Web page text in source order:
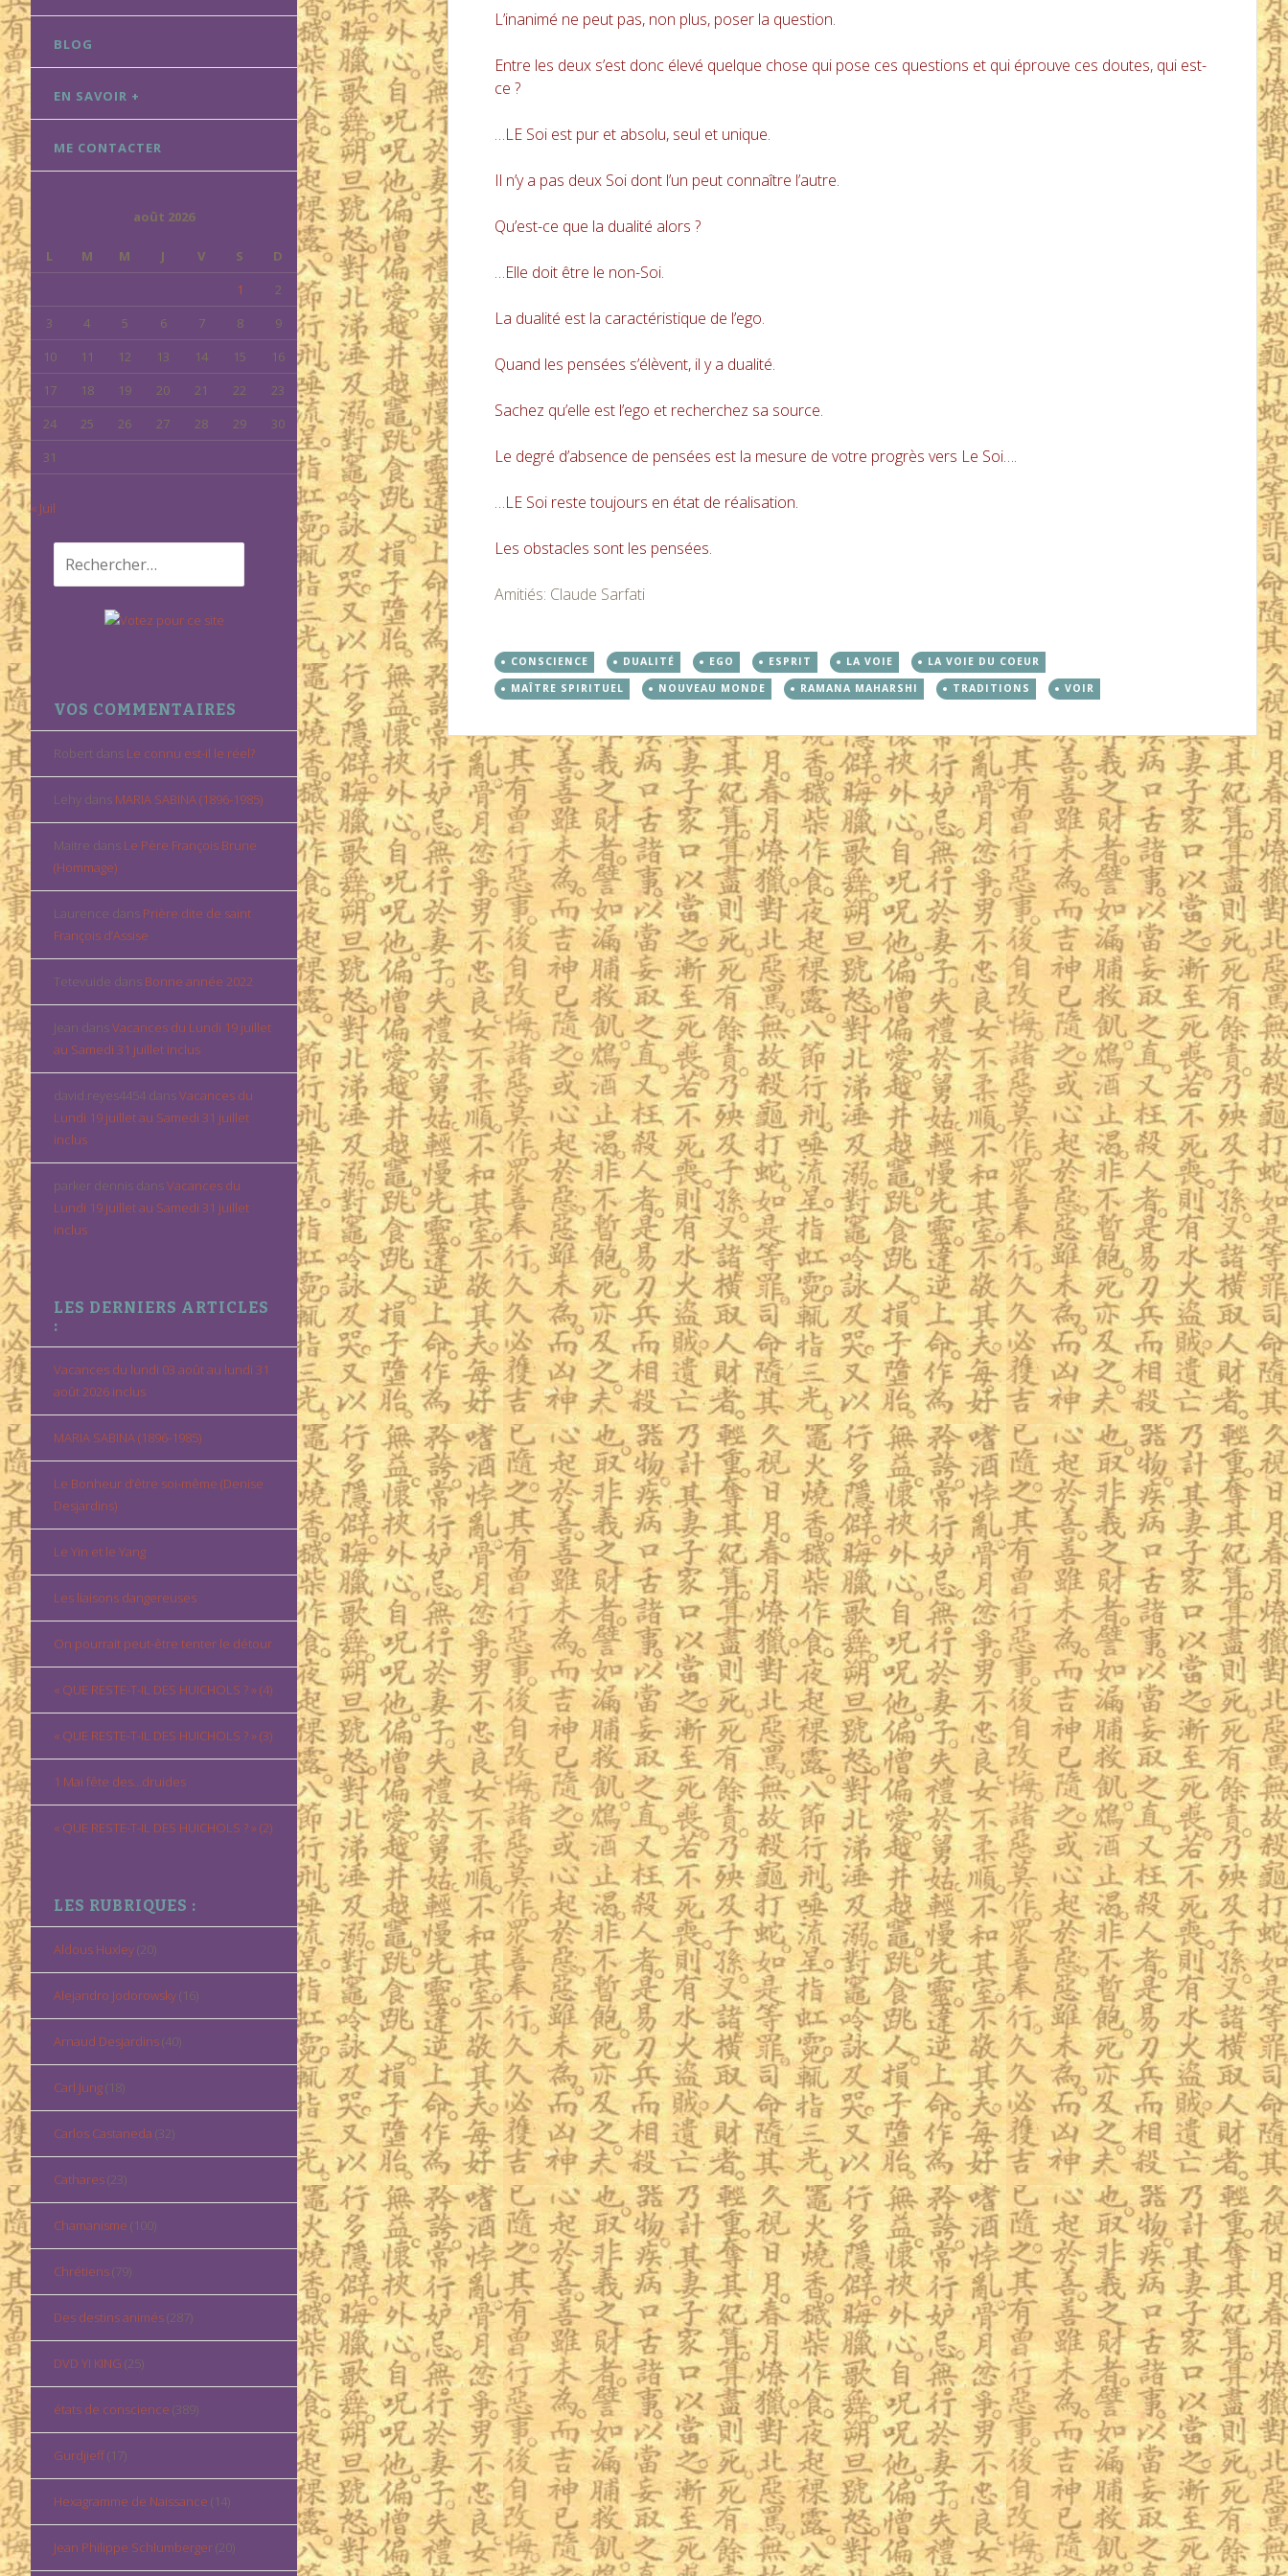
BLOG
EN SAVOIR +
ME CONTACTER
août 2026
L M M J V S
D
1
2
3
4 5 6 7 8
9
10
11 12 13 14 15
16
17
18 19 20 21 22
23
24
25 26 27 28 29
30
31
« Juil
Rechercher :
VOS COMMENTAIRES
Robert dans Le connu est-il le réel?
Lehy dans MARIA SABINA (1896-1985)
Maitre dans Le Père François Brune
(Hommage)
Laurence dans Prière dite de saint
François d’Assise
Tetevuide dans Bonne année 2022
Jean dansVacances du Lundi 19 juillet
au Samedi 31 juillet inclus
david.reyes4454 dansVacances du
Lundi 19 juillet au Samedi 31 juillet
inclus
parker dennis dansVacances du
Lundi 19 juillet au Samedi 31 juillet
inclus
LES DERNIERS ARTICLES
:
Vacances du lundi 03 août au lundi 31
août 2026 inclus
MARIA SABINA (1896-1985)
Le Bonheur d’être soi-même (Denise
Desjardins)
Le Yin et le Yang
Les liaisons dangereuses
On pourrait peut-être tenter le détour
« QUE RESTE-T-IL DES HUICHOLS ? » (4)
« QUE RESTE-T-IL DES HUICHOLS ? » (3)
1 Mai fête des…druides
« QUE RESTE-T-IL DES HUICHOLS ? » (2)
LES RUBRIQUES :
Aldous Huxley(20)
Alejandro Jodorowsky(16)
Arnaud Desjardins(40)
Carl Jung(18)
Carlos Castaneda (32)
Cathares(23)
Chamanisme (100)
Chrétiens(79)
Des destins animés(287)
DVD YI KING (25)
états de conscience (389)
Gurdjieff(17)
Hexagramme de Naissance (14)
Jean Philippe Schlumberger(20)
L’inanimé ne peut pas, non plus, poser la question.
Entre les deux s’est donc élevé quelque chose qui pose ces questions et qui éprouve ces doutes, qui est-
ce ?
…LE Soi est pur et absolu, seul et unique.
Il n’y a pas deux Soi dont l’un peut connaître l’autre.
Qu’est-ce que la dualité alors ?
…Elle doit être le non-Soi.
La dualité est la caractéristique de l’ego.
Quand les pensées s’élèvent, il y a dualité.
Sachez qu’elle est l’ego et recherchez sa source.
Le degré d’absence de pensées est la mesure de votre progrès vers Le Soi….
…LE Soi reste toujours en état de réalisation.
Les obstacles sont les pensées.
Amitiés: Claude Sarfati
CONSCIENCE DUALITÉ EGO ESPRIT LA VOIE
LA VOIE DU COEUR
MAÎTRE SPIRITUEL
NOUVEAU MONDE RAMANA MAHARSHI TRADITIONS VOIR